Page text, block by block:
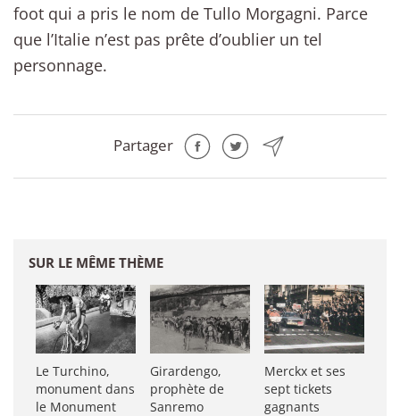
foot qui a pris le nom de Tullo Morgagni. Parce
que l’Italie n’est pas prête d’oublier un tel
personnage.
Partager
SUR LE MÊME THÈME
Le Turchino,
monument dans
le Monument
Girardengo,
prophète de
Sanremo
Merckx et ses
sept tickets
gagnants